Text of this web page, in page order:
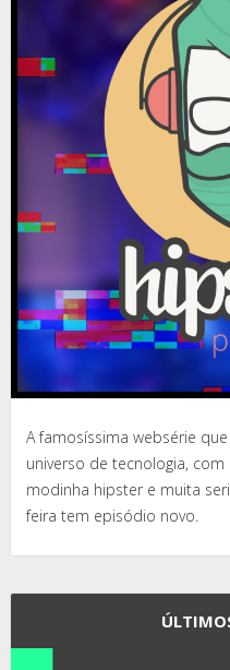
A famosíssima websérie
universo de tecnologia,
modinha hipster e muita
feira tem episódio novo.